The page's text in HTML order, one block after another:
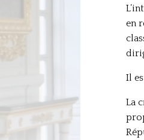
en
Il
La